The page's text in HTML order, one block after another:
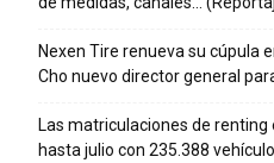
Nexen Tire renueva su cúpula
Cho nuevo director general
Las matriculaciones de renting
hasta julio con 235.388